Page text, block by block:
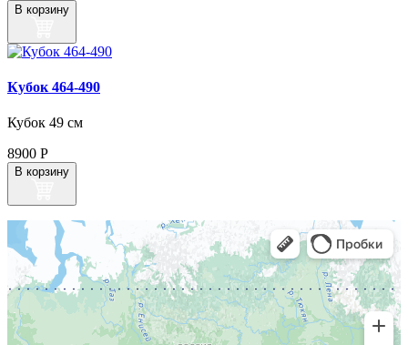
В корзину
Кубок 464‑490
Кубок 49 см
8900 Р
В корзину